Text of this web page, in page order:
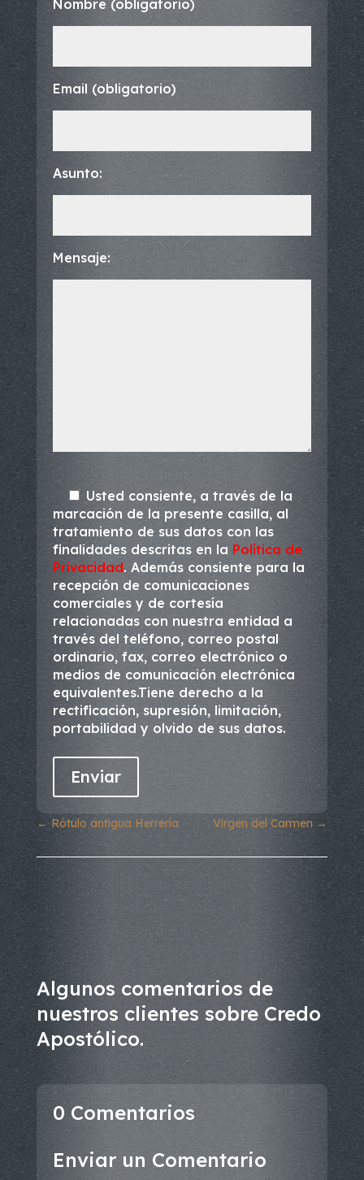
Nombre (obligatorio)
Email (obligatorio)
Asunto:
Mensaje:
Usted consiente, a través de la
marcación de la presente casilla, al
tratamiento de sus datos con las
finalidades descritas en la Política de
Privacidad. Además consiente para la
recepción de comunicaciones
comerciales y de cortesía
relacionadas con nuestra entidad a
través del teléfono, correo postal
ordinario, fax, correo electrónico o
medios de comunicación electrónica
equivalentes.Tiene derecho a la
rectificación, supresión, limitación,
portabilidad y olvido de sus datos.
← Rótulo antigua Herrería Virgen del Carmen →
Algunos comentarios de
nuestros clientes sobre Credo
Apostólico.
0 Comentarios
Enviar un Comentario